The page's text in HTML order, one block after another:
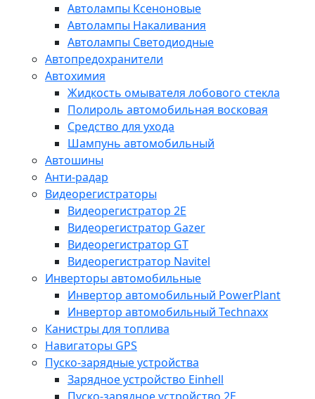
Автолампы Ксеноновые
Автолампы Накаливания
Автолампы Светодиодные
Автопредохранители
Автохимия
Жидкость омывателя лобового стекла
Полироль автомобильная восковая
Средство для ухода
Шампунь автомобильный
Автошины
Анти-радар
Видеорегистраторы
Видеорегистратор 2E
Видеорегистратор Gazer
Видеорегистратор GT
Видеорегистратор Navitel
Инверторы автомобильные
Инвертор автомобильный PowerPlant
Инвертор автомобильный Technaxx
Канистры для топлива
Навигаторы GPS
Пуско-зарядные устройства
Зарядное устройство Einhell